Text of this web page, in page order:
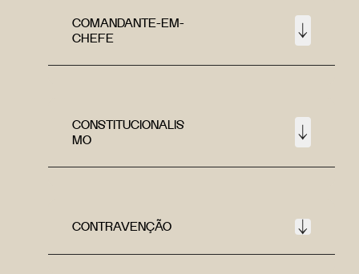
COMANDANTE-EM-
CHEFE
CONSTITUCIONALIS
MO
CONTRAVENÇÃO